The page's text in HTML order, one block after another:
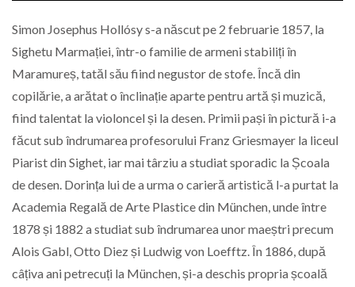
Simon Josephus Hollósy s-a născut pe 2 februarie 1857, la
Sighetu Marmației, într-o familie de armeni stabiliți în
Maramureș, tatăl său fiind negustor de stofe. Încă din
copilărie, a arătat o înclinație aparte pentru artă și muzică,
fiind talentat la violoncel și la desen. Primii pași în pictură i-a
făcut sub îndrumarea profesorului Franz Griesmayer la liceul
Piarist din Sighet, iar mai târziu a studiat sporadic la Școala
de desen. Dorința lui de a urma o carieră artistică l-a purtat la
Academia Regală de Arte Plastice din München, unde între
1878 și 1882 a studiat sub îndrumarea unor maeștri precum
Alois Gabl, Otto Diez și Ludwig von Loefftz. În 1886, după
câțiva ani petrecuți la München, și-a deschis propria școală